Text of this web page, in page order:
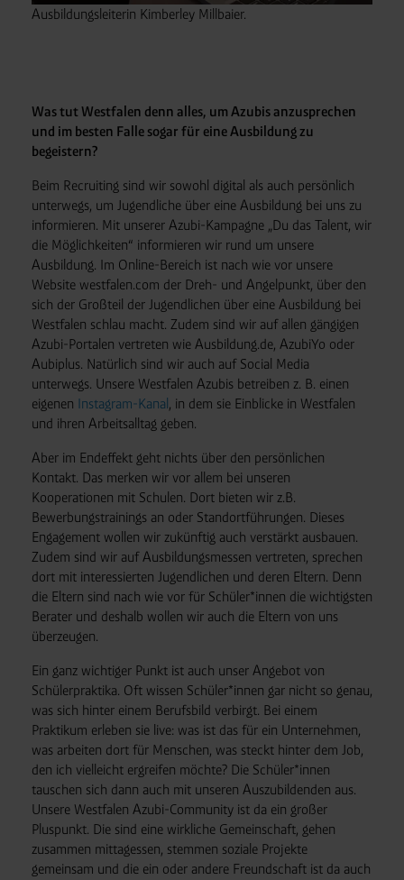
Ausbildungsleiterin Kimberley Millbaier.
Was tut Westfalen denn alles, um Azubis anzusprechen
und im besten Falle sogar für eine Ausbildung zu
begeistern?
Beim Recruiting sind wir sowohl digital als auch persönlich
unterwegs, um Jugendliche über eine Ausbildung bei uns zu
informieren. Mit unserer Azubi-Kampagne „Du das Talent, wir
die Möglichkeiten“ informieren wir rund um unsere
Ausbildung. Im Online-Bereich ist nach wie vor unsere
Website westfalen.com der Dreh- und Angelpunkt, über den
sich der Großteil der Jugendlichen über eine Ausbildung bei
Westfalen schlau macht. Zudem sind wir auf allen gängigen
Azubi-Portalen vertreten wie Ausbildung.de, AzubiYo oder
Aubiplus. Natürlich sind wir auch auf Social Media
unterwegs. Unsere Westfalen Azubis betreiben z. B. einen
eigenen Instagram-Kanal , in dem sie Einblicke in Westfalen
und ihren Arbeitsalltag geben.
Aber im Endeffekt geht nichts über den persönlichen
Kontakt. Das merken wir vor allem bei unseren
Kooperationen mit Schulen. Dort bieten wir z.B.
Bewerbungstrainings an oder Standortführungen. Dieses
Engagement wollen wir zukünftig auch verstärkt ausbauen.
Zudem sind wir auf Ausbildungsmessen vertreten, sprechen
dort mit interessierten Jugendlichen und deren Eltern. Denn
die Eltern sind nach wie vor für Schüler*innen die wichtigsten
Berater und deshalb wollen wir auch die Eltern von uns
überzeugen.
Ein ganz wichtiger Punkt ist auch unser Angebot von
Schülerpraktika. Oft wissen Schüler*innen gar nicht so genau,
was sich hinter einem Berufsbild verbirgt. Bei einem
Praktikum erleben sie live: was ist das für ein Unternehmen,
was arbeiten dort für Menschen, was steckt hinter dem Job,
den ich vielleicht ergreifen möchte? Die Schüler*innen
tauschen sich dann auch mit unseren Auszubildenden aus.
Unsere Westfalen Azubi-Community ist da ein großer
Pluspunkt. Die sind eine wirkliche Gemeinschaft, gehen
zusammen mittagessen, stemmen soziale Projekte
gemeinsam und die ein oder andere Freundschaft ist da auch